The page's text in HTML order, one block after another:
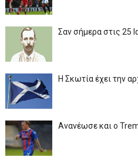
Σαν σήμερα στις 25
Η Σκωτία έχει την
Ανανέωσε και ο